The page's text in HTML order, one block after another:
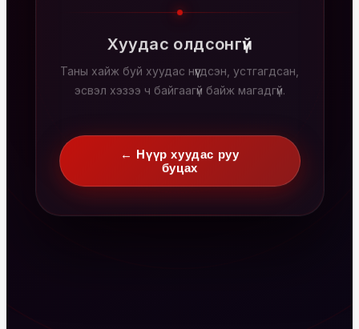
Хуудас олдсонгүй
Таны хайж буй хуудас нүүгдсэн, устгагдсан,
эсвэл хэзээ ч байгаагүй байж магадгүй.
← Нүүр хуудас руу
буцах